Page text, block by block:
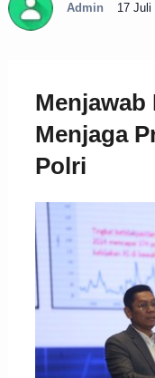
Admin 17 Juli
Menjawab
Menjaga
Polri